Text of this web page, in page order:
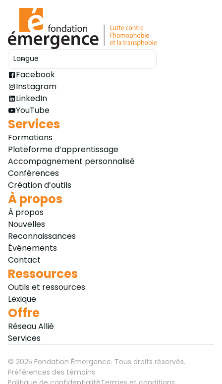
Langue
Ouvrir le sélecteur
Facebook
Instagram
LinkedIn
YouTube
Services
Formations
Plateforme d’apprentissage
Accompagnement personnalisé
Conférences
Création d’outils
À propos
À propos
Nouvelles
Reconnaissances
Événements
Contact
Ressources
Outils et ressources
Lexique
Offre
Réseau Allié
Services
© 2025 Fondation Émergence. Tous droits réservés.
Préférences des témoins